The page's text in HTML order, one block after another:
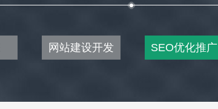
网站建设开发 SEO优化推广